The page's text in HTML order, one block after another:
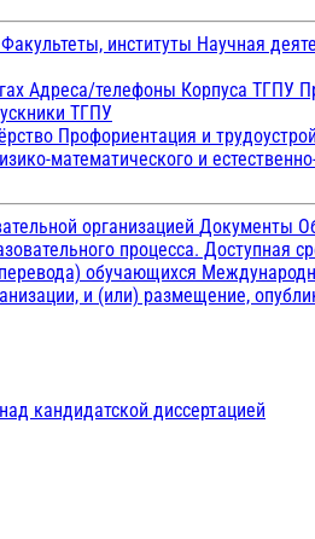
Факультеты, институты Научная
Адреса/телефоны Корпуса ТГПУ
ТГПУ
Профориентация и
математического и
организацией Документы
процесса. Доступная
обучающихся
и (или) размещение,
кандидатской диссертацией